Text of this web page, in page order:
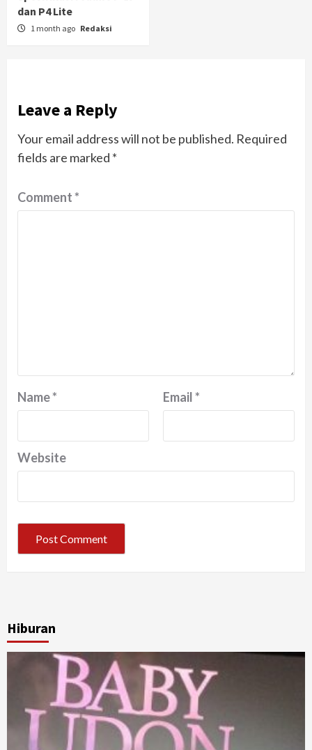
dan P4 Lite
1 month ago Redaksi
Leave a Reply
Your email address will not be published. Required
fields are marked *
Comment*
Name* Email*
Website
Hiburan